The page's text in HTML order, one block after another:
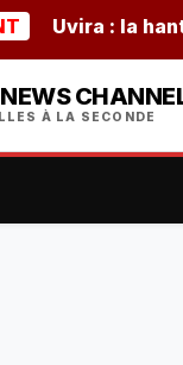
: la hantise
À LA SECONDE